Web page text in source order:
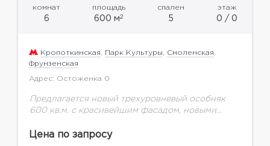
комнат
6
площадь
600 м2
спален
5
этаж
0 / 0
Кропоткинская, Парк Культуры, Смоленская,
Фрунзенская
Адрес: Остоженка 0
Предлагается новый трехуровневый особняк
600 кв.м. с красивейшим фасадом, новыми
проживания.
Цена по запросу